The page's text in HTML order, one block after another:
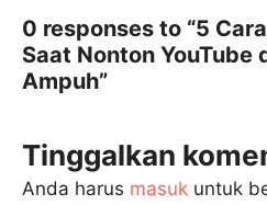
0 responses to “5
Saat Nonton YouTube
Ampuh”
Tinggalkan
Anda harus masuk untuk